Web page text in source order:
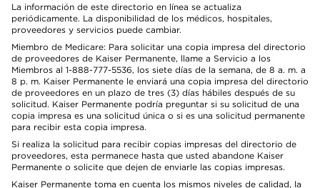
La información de este directorio en línea se actualiza
periódicamente. La disponibilidad de los médicos, hospitales,
proveedores y servicios puede cambiar.
Miembro de Medicare: Para solicitar una copia impresa del directorio
de proveedores de Kaiser Permanente, llame a Servicio a los
Miembros al 1-888-777-5536, los siete días de la semana, de 8 a. m. a
8 p. m. Kaiser Permanente le enviará una copia impresa del directorio
de proveedores en un plazo de tres (3) días hábiles después de su
solicitud. Kaiser Permanente podría preguntar si su solicitud de una
copia impresa es una solicitud única o si es una solicitud permanente
para recibir esta copia impresa.
Si realiza la solicitud para recibir copias impresas del directorio de
proveedores, esta permanece hasta que usted abandone Kaiser
Permanente o solicite que dejen de enviarle las copias impresas.
Kaiser Permanente toma en cuenta los mismos niveles de calidad, la